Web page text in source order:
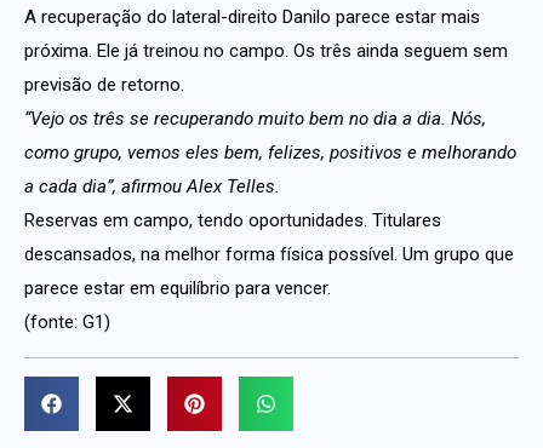
A recuperação do lateral-direito Danilo parece estar mais
próxima. Ele já treinou no campo. Os três ainda seguem sem
previsão de retorno.
“Vejo os três se recuperando muito bem no dia a dia. Nós,
como grupo, vemos eles bem, felizes, positivos e melhorando
a cada dia”, afirmou Alex Telles.
Reservas em campo, tendo oportunidades. Titulares
descansados, na melhor forma física possível. Um grupo que
parece estar em equilíbrio para vencer.
(fonte: G1)